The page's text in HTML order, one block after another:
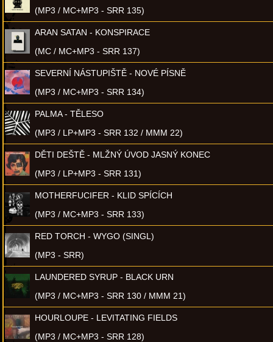
(MP3 / MC+MP3 - SRR 135)
ARAN SATAN - KONSPIRACE
(MC / MC+MP3 - SRR 137)
SEVERNÍ NÁSTUPIŠTĚ - NOVÉ PÍSNĚ
(MP3 / MC+MP3 - SRR 134)
PALMA - TĚLESO
(MP3 / LP+MP3 - SRR 132 / MMM 22)
DĚTI DEŠTĚ - MLŽNÝ ÚVOD JASNÝ KONEC
(MP3 / LP+MP3 - SRR 131)
MOTHERFUCIFER - KLID SPÍCÍCH
(MP3 / MC+MP3 - SRR 133)
RED TORCH - WYGO (SINGL)
(MP3 - SRR)
LAUNDERED SYRUP - BLACK URN
(MP3 / MC+MP3 - SRR 130 / MMM 21)
HOURLOUPE - LEVITATING FIELDS
(MP3 / MC+MP3 - SRR 128)